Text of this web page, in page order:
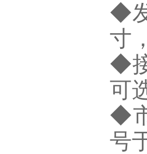
◆
寸
◆
可
◆
号